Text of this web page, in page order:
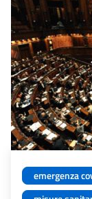
emergenza